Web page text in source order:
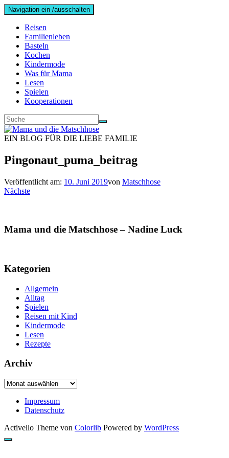
Navigation ein-/ausschalten
Reisen
Familienleben
Basteln
Kochen
Kindermode
Was für Mama
Lesen
Spielen
Kooperationen
EIN BLOG FÜR DIE LIEBE FAMILIE
Pingonaut_puma_beitrag
Veröffentlicht am: 10. Juni 2019von Matschhose
Nächste
Mama und die Matschhose – Nadine Luck
Kategorien
Allgemein
Alltag
Spielen
Reisen mit Kind
Kindermode
Lesen
Rezepte
Archiv
Archiv
Impressum
Datenschutz
Activello Theme von Colorlib Powered by WordPress